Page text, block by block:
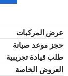
عرض المركبات
حجز موعد صيانة
طلب قيادة تجريبية
العروض الخاصة